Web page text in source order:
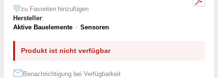
zu Favoriten hinzufügen
Hersteller:
Aktive Bauelemente > Sensoren
Produkt ist nicht verfügbar
Benachrichtigung bei Verfügbarkeit